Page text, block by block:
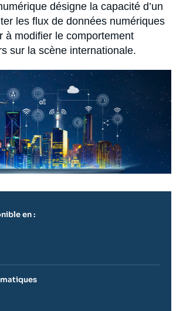
désigne la capacité d’un
les flux de données numériques
à modifier le comportement
sur la scène internationale.
en :